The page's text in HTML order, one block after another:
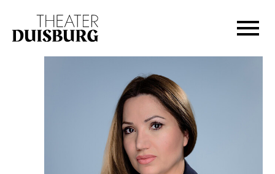
Zur Hauptnavigation springen
Zum Footer springen